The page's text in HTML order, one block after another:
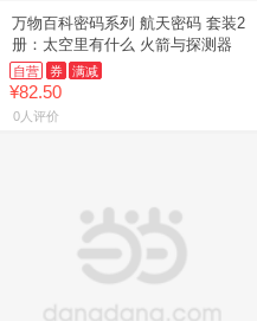
万物百科密码系列 航天密码 套装2
册：太空里有什么 火箭与探测器
自营 券 满减
¥82.50
0人评价